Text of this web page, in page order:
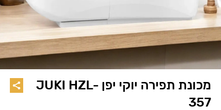
מכונת תפירה יוקי יפן JUKI HZL-
357